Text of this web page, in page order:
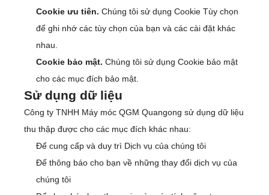
Cookie ưu tiên. Chúng tôi sử dụng Cookie Tùy chọn
để ghi nhớ các tùy chọn của bạn và các cài đặt khác
nhau.
Cookie bảo mật. Chúng tôi sử dụng Cookie bảo mật
cho các mục đích bảo mật.
Sử dụng dữ liệu
Công ty TNHH Máy móc QGM Quangong sử dụng dữ liệu
thu thập được cho các mục đích khác nhau:
Để cung cấp và duy trì Dịch vụ của chúng tôi
Để thông báo cho bạn về những thay đổi dịch vụ của
chúng tôi